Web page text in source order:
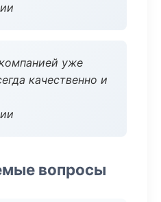
уже
качественно и
вопросы